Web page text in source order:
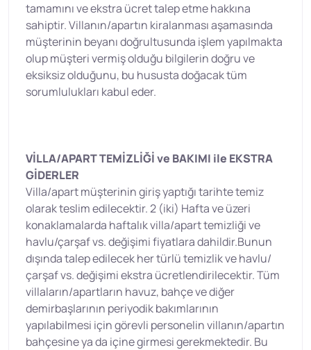
tamamını ve ekstra ücret talep etme hakkına
sahiptir. Villanın/apartın kiralanması aşamasında
müşterinin beyanı doğrultusunda işlem yapılmakta
olup müşteri vermiş olduğu bilgilerin doğru ve
eksiksiz olduğunu, bu hususta doğacak tüm
sorumlulukları kabul eder.
VİLLA/APART TEMİZLİĞİ ve BAKIMI ile EKSTRA
GİDERLER
Villa/apart müşterinin giriş yaptığı tarihte temiz
olarak teslim edilecektir. 2 (iki) Hafta ve üzeri
konaklamalarda haftalık villa/apart temizliği ve
havlu/çarşaf vs. değişimi fiyatlara dahildir.Bunun
dışında talep edilecek her türlü temizlik ve havlu/
çarşaf vs. değişimi ekstra ücretlendirilecektir. Tüm
villaların/apartların havuz, bahçe ve diğer
demirbaşlarının periyodik bakımlarının
yapılabilmesi için görevli personelin villanın/apartın
bahçesine ya da içine girmesi gerekmektedir. Bu